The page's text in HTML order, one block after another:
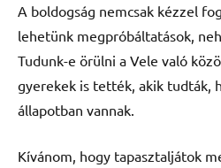
A boldogság nemcsak kézzel
lehetünk megpróbáltatások,
Tudunk-e örülni a Vele való
gyerekek is tették, akik tudták,
állapotban vannak.
Kívánom, hogy tapasztaljátok